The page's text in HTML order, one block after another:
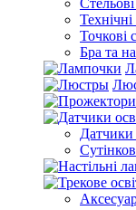
Точкові
Бра та
Датчики